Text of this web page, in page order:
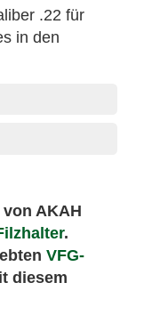
.22 für
in den
AKAH
.
VFG-
diesem
am
Preis ist